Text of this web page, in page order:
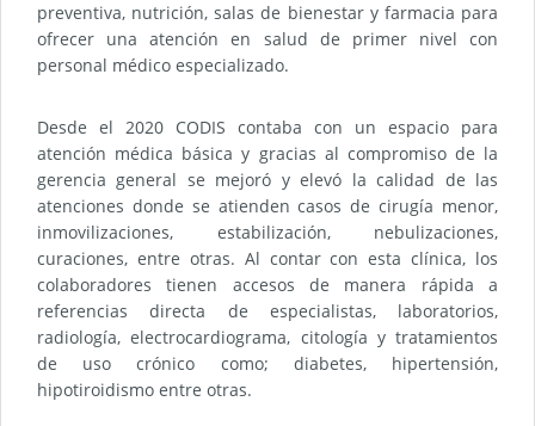
preventiva, nutrición, salas de bienestar y farmacia para
ofrecer una atención en salud de primer nivel con
personal médico especializado.
Desde el 2020 CODIS contaba con un espacio para
atención médica básica y gracias al compromiso de la
gerencia general se mejoró y elevó la calidad de las
atenciones donde se atienden casos de cirugía menor,
inmovilizaciones, estabilización, nebulizaciones,
curaciones, entre otras. Al contar con esta clínica, los
colaboradores tienen accesos de manera rápida a
referencias directa de especialistas, laboratorios,
radiología, electrocardiograma, citología y tratamientos
de uso crónico como; diabetes, hipertensión,
hipotiroidismo entre otras.